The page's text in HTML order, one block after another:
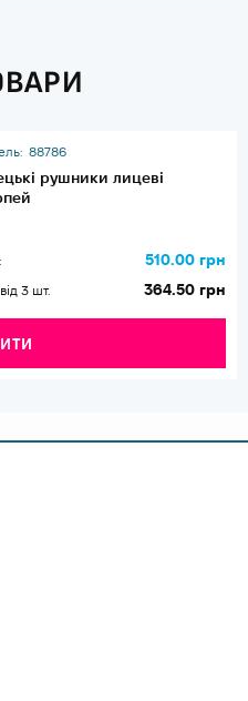
88786
рушники лицеві
510.00 грн
3 шт. 364.50 грн